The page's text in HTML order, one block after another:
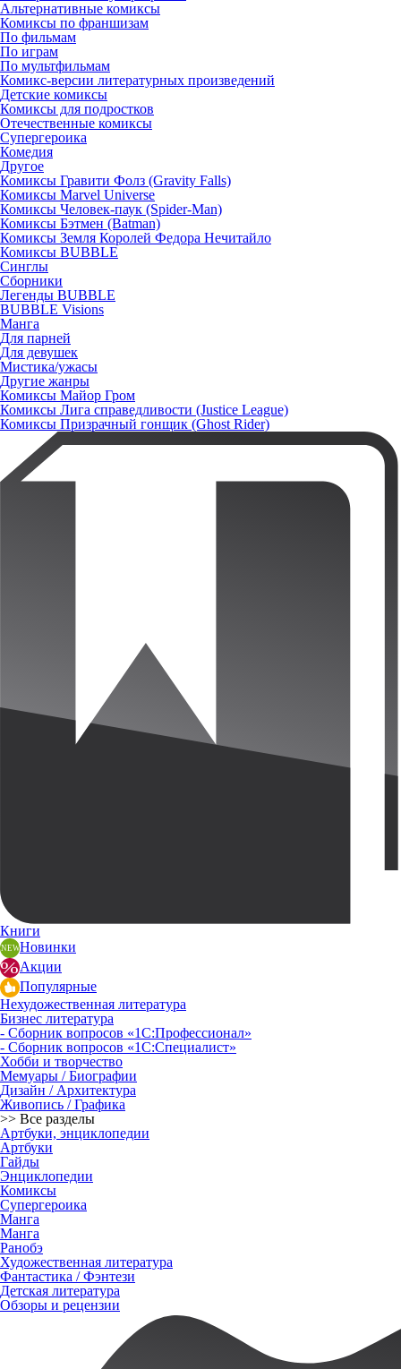
Альтернативные комиксы
Комиксы по франшизам
По фильмам
По играм
По мультфильмам
Комикс-версии литературных произведений
Детские комиксы
Комиксы для подростков
Отечественные комиксы
Супергероика
Комедия
Другое
Комиксы Гравити Фолз (Gravity Falls)
Комиксы Marvel Universe
Комиксы Человек-паук (Spider-Man)
Комиксы Бэтмен (Batman)
Комиксы Земля Королей Федора Нечитайло
Комиксы BUBBLE
Синглы
Сборники
Легенды BUBBLE
BUBBLE Visions
Манга
Для парней
Для девушек
Мистика/ужасы
Другие жанры
Комиксы Майор Гром
Комиксы Лига справедливости (Justice League)
Комиксы Призрачный гонщик (Ghost Rider)
Книги
Новинки
Акции
Популярные
Нехудожественная литература
Бизнес литература
- Сборник вопросов «1С:Профессионал»
- Сборник вопросов «1С:Специалист»
Хобби и творчество
Мемуары / Биографии
Дизайн / Архитектура
Живопись / Графика
>> Все разделы
Артбуки, энциклопедии
Артбуки
Гайды
Энциклопедии
Комиксы
Супергероика
Манга
Манга
Ранобэ
Художественная литература
Фантастика / Фэнтези
Детская литература
Обзоры и рецензии